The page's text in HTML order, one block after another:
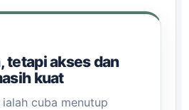
tetapi akses dan
kuat
cuba menutup